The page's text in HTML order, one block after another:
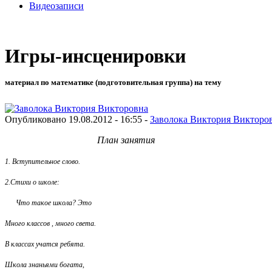
Видеозаписи
Игры-инсценировки
материал по математике (подготовительная группа) на тему
Опубликовано 19.08.2012 - 16:55 - Заволока Виктория
План занятия
1. Вступительное слово.
2.Стихи о школе:
Что такое школа? Это
Много классов , много света.
В классах учатся ребята.
Школа знаньями богата,